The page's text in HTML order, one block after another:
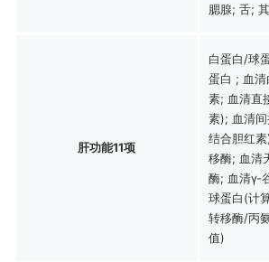
腮腺; 舌;
肝功能11项
白蛋白/球
蛋白 ; 血
素; 血清直
素); 血清
结合胆红
移酶; 血清
酶; 血清γ-
球蛋白(计
转移酶/丙
值)